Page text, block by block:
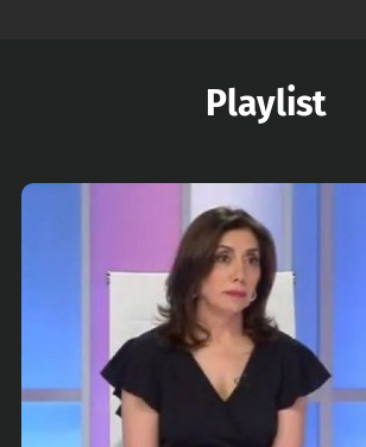
Playlist